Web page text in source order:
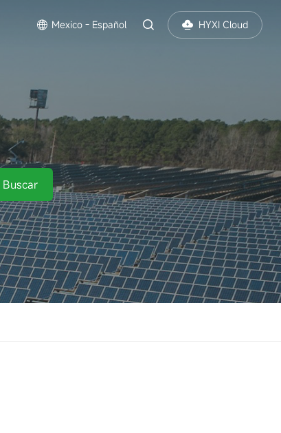
Mexico - Español HYXI Cloud
Buscar